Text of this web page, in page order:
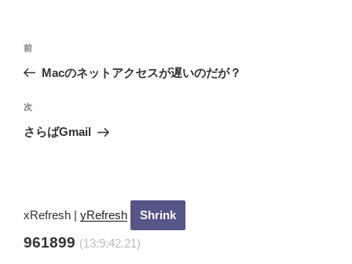
投
ナ
ビ
ゲ
ン
過
去
投
稿
前
Macのネットアクセスが遅いのだが？
次
の
次
さらばGmail
xRefresh | yRefresh
961899 (13:9:43.21)